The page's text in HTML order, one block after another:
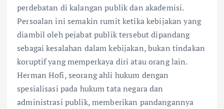
perdebatan di kalangan publik dan akademisi.
Persoalan ini semakin rumit ketika kebijakan yang
diambil oleh pejabat publik tersebut dipandang
sebagai kesalahan dalam kebijakan, bukan tindakan
koruptif yang memperkaya diri atau orang lain.
Herman Hofi, seorang ahli hukum dengan
spesialisasi pada hukum tata negara dan
administrasi publik, memberikan pandangannya